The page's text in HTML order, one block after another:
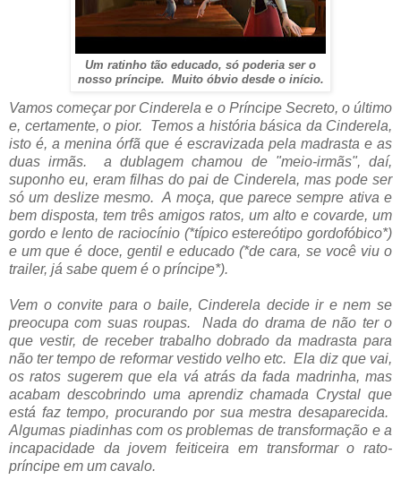
Um ratinho tão educado, só poderia ser o
nosso príncipe. Muito óbvio desde o início.
Vamos começar por Cinderela e o Príncipe Secreto, o último
e, certamente, o pior. Temos a história básica da Cinderela,
isto é, a menina órfã que é escravizada pela madrasta e as
duas irmãs. a dublagem chamou de "meio-irmãs", daí,
suponho eu, eram filhas do pai de Cinderela, mas pode ser
só um deslize mesmo. A moça, que parece sempre ativa e
bem disposta, tem três amigos ratos, um alto e covarde, um
gordo e lento de raciocínio (*típico estereótipo gordofóbico*)
e um que é doce, gentil e educado (*de cara, se você viu o
trailer, já sabe quem é o príncipe*).
Vem o convite para o baile, Cinderela decide ir e nem se
preocupa com suas roupas. Nada do drama de não ter o
que vestir, de receber trabalho dobrado da madrasta para
não ter tempo de reformar vestido velho etc. Ela diz que vai,
os ratos sugerem que ela vá atrás da fada madrinha, mas
acabam descobrindo uma aprendiz chamada Crystal que
está faz tempo, procurando por sua mestra desaparecida.
Algumas piadinhas com os problemas de transformação e a
incapacidade da jovem feiticeira em transformar o rato-
príncipe em um cavalo.